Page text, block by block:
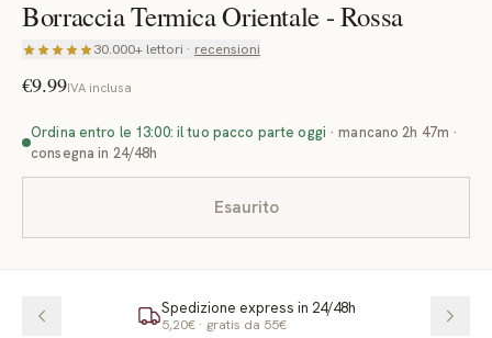
Borraccia Termica Orientale - Rossa
30.000+ lettori · recensioni
€9.99IVA inclusa
Ordina entro le 13:00: il tuo pacco parte oggi ·mancano 2h 47m ·
consegna in 24/48h
Esaurito
Spedizione express in 24/48h
5,20€ · gratis da 55€